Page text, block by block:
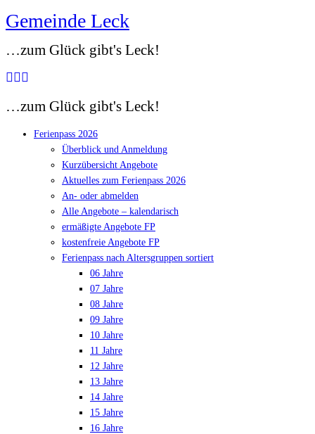
Zum
springen
Gemeinde Leck
…zum Glück gibt's Leck!
…zum Glück gibt's Leck!
Ferienpass 2026
Überblick und Anmeldung
Kurzübersicht Angebote
Aktuelles zum Ferienpass 2026
An- oder abmelden
Alle Angebote – kalendarisch
ermäßigte Angebote FP
kostenfreie Angebote FP
Ferienpass nach Altersgruppen sortiert
06 Jahre
07 Jahre
08 Jahre
09 Jahre
10 Jahre
11 Jahre
12 Jahre
13 Jahre
14 Jahre
15 Jahre
16 Jahre